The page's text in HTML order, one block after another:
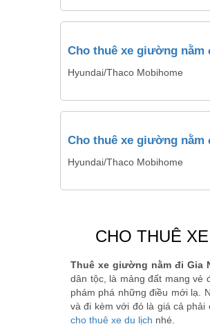
Cho thuê xe giường nằm
Hyundai/Thaco Mobihome
Cho thuê xe giường nằm
Hyundai/Thaco Mobihome
CHO THUÊ
Thuê xe giường nằm đi Gia
dân tộc, là mảng đất mang vẻ
phám phá những điều mới lạ.
và đi kèm với đó là giá cả
cho thuê xe du lịch nhé.